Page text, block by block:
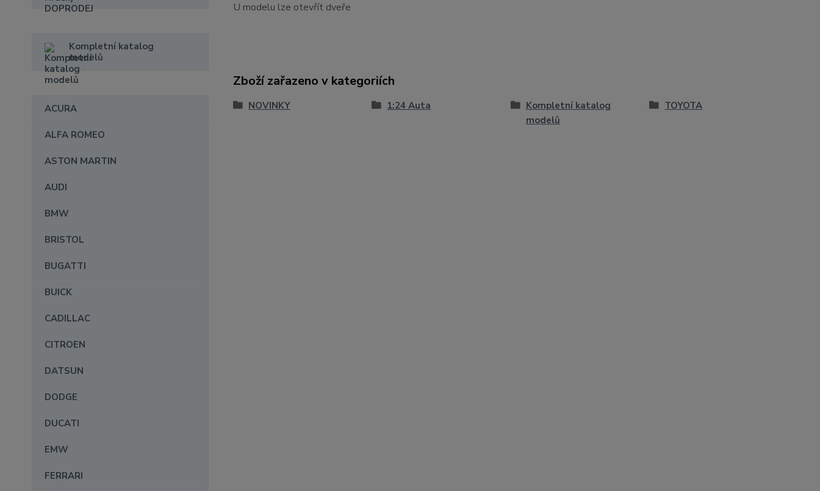
Kompletní katalog
modelů
ACURA
ALFA ROMEO
ASTON MARTIN
AUDI
BMW
BRISTOL
BUGATTI
BUICK
CADILLAC
CITROEN
DATSUN
DODGE
DUCATI
EMW
FERRARI
U modelu lze otevřít dveře
Zboží zařazeno v kategoriích
NOVINKY 1:24 Auta
Kompletní katalog
modelů
TOYOTA